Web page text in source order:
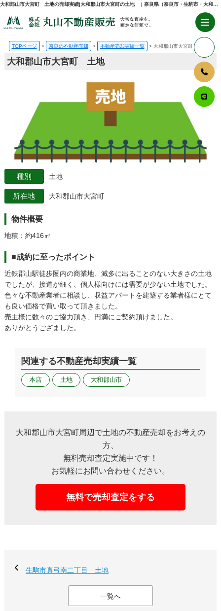
TOPページ 奈良の不動産売却 不動産売却実績一覧 大和郡山市大宮町 土地
大和郡山市大宮町 土地
土地
大和郡山市大宮町
物件概要
地積：約416㎡
■成約に至ったポイント
近鉄郡山駅徒歩圏内の商業地、滅多に出ることのない大きさの土地
でしたが、接道が細く、個人様向けには需要が少ない土地でした。
色々な不動産業者に相談し、収益アパートを建築する業者様にとて
も良い価格で買い取って頂きました。
売主様に数々のご協力頂き、円満にご契約頂けました。
ありがとうござました。
関連する不動産売却実績一覧
本店 土地 大和郡山市
大和郡山市大宮町周辺で土地の不動産売却をお考えの
方、
無料売却査定実施中です！
お気軽にお問い合わせください。
無料で売却査定をする
生駒市真弓南二丁目 土地
一覧へ